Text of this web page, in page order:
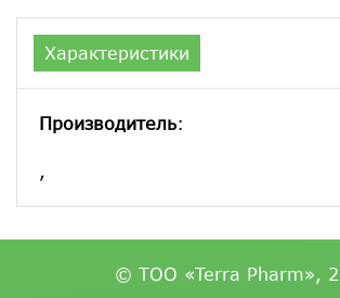
Характеристики
Производитель:
© ТОО «Terra Pharm»,